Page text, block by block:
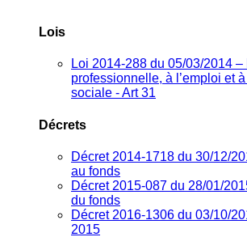
Lois
Loi 2014-288 du 05/03/2014 –
professionnelle, à l’emploi et
sociale - Art 31
Décrets
Décret 2014-1718 du 30/12/
au fonds
Décret 2015-087 du 28/01/
du fonds
Décret 2016-1306 du 03/10/
2015